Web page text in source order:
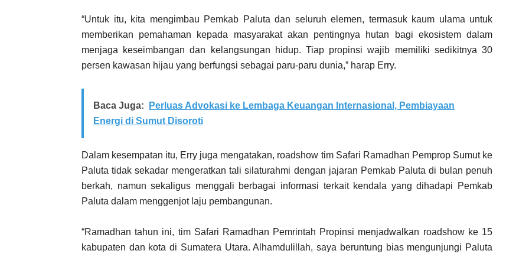
“Untuk itu, kita mengimbau Pemkab Paluta dan seluruh elemen, termasuk kaum ulama untuk
memberikan pemahaman kepada masyarakat akan pentingnya hutan bagi ekosistem dalam
menjaga keseimbangan dan kelangsungan hidup. Tiap propinsi wajib memiliki sedikitnya 30
persen kawasan hijau yang berfungsi sebagai paru-paru dunia,” harap Erry.
Baca Juga:
Perluas Advokasi ke Lembaga Keuangan Internasional, Pembiayaan
Energi di Sumut Disoroti
Dalam kesempatan itu, Erry juga mengatakan, roadshow tim Safari Ramadhan Pemprop Sumut ke
Paluta tidak sekadar mengeratkan tali silaturahmi dengan jajaran Pemkab Paluta di bulan penuh
berkah, namun sekaligus menggali berbagai informasi terkait kendala yang dihadapi Pemkab
Paluta dalam menggenjot laju pembangunan.
“Ramadhan tahun ini, tim Safari Ramadhan Pemrintah Propinsi menjadwalkan roadshow ke 15
kabupaten dan kota di Sumatera Utara. Alhamdulillah, saya beruntung bias mengunjungi Paluta